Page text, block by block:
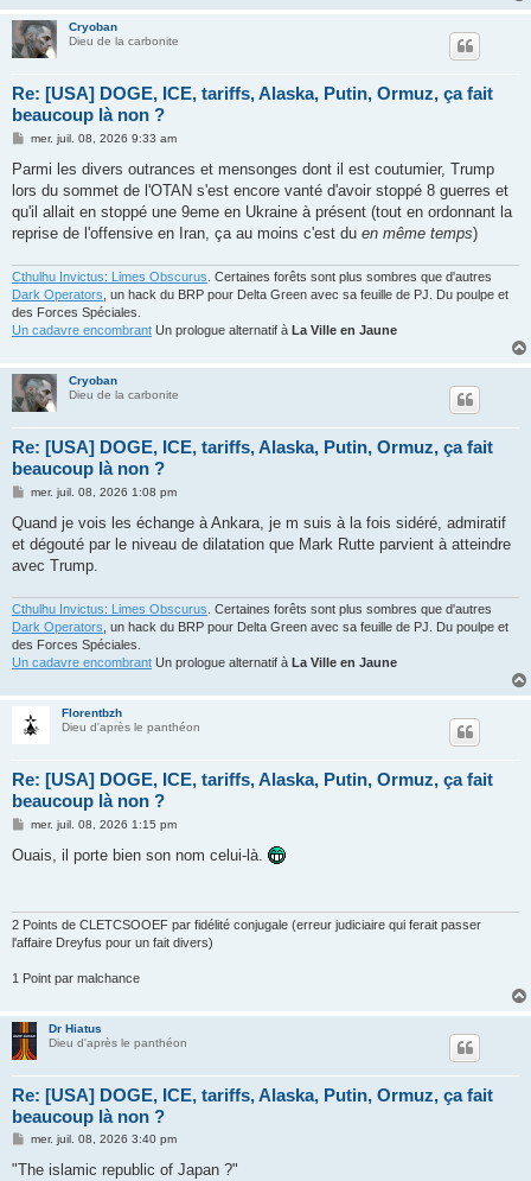
Cryoban
Dieu de la carbonite
Re: [USA] DOGE, ICE, tariffs, Alaska, Putin, Ormuz, ça fait
beaucoup là non ?
M
s
a
g
mer. juil. 08, 2026 9:33 am
Parmi les divers outrances et mensonges dont il est coutumier, Trump
lors du sommet de l'OTAN s'est encore vanté d'avoir stoppé 8 guerres et
qu'il allait en stoppé une 9eme en Ukraine à présent (tout en ordonnant la
reprise de l'offensive en Iran, ça au moins c'est du en même temps)
Cthulhu Invictus: Limes Obscurus . Certaines forêts sont plus sombres que d'autres
Dark Operators , un hack du BRP pour Delta Green avec sa feuille de PJ. Du poulpe et
des Forces Spéciales.
Un cadavre encombrant Un prologue alternatif à La Ville en Jaune
Cryoban
Dieu de la carbonite
Re: [USA] DOGE, ICE, tariffs, Alaska, Putin, Ormuz, ça fait
beaucoup là non ?
M
s
a
g
mer. juil. 08, 2026 1:08 pm
Quand je vois les échange à Ankara, je m suis à la fois sidéré, admiratif
et dégouté par le niveau de dilatation que Mark Rutte parvient à atteindre
avec Trump.
Cthulhu Invictus: Limes Obscurus. Certaines forêts sont plus sombres que d'autres
Dark Operators, un hack du BRP pour Delta Green avec sa feuille de PJ. Du poulpe et
des Forces Spéciales.
Un cadavre encombrant Un prologue alternatif à La Ville en Jaune
Florentbzh
Dieu d'après le panthéon
Re: [USA] DOGE, ICE, tariffs, Alaska, Putin, Ormuz, ça fait
beaucoup là non ?
M
s
mer. juil. 08, 2026 1:15 pm
Ouais, il porte bien son nom celui-là.
2 Points de CLETCSOOEF par fidélité conjugale (erreur judiciaire qui ferait passer
l'affaire Dreyfus pour un fait divers)
1 Point par malchance
Dr Hiatus
Dieu d'après le panthéon
Re: [USA] DOGE, ICE, tariffs, Alaska, Putin, Ormuz, ça fait
beaucoup là non ?
M
s
mer. juil. 08, 2026 3:40 pm
"The islamic republic of Japan ?"